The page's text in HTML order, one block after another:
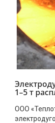
1–5 т
ООО